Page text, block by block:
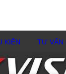
KIÊN TƯ VẤN